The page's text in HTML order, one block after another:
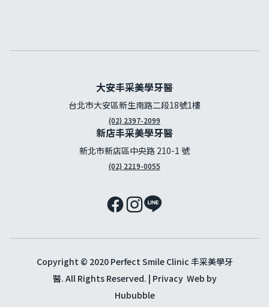
大安丰采美學牙醫
台北市大安區新生南路二段18號1樓
(02) 2397-2099
新店丰采美學牙醫
新北市新店區中央路 210-1 號
(02) 2219-0055
Copyright © 2020 Perfect Smile Clinic 丰采美學牙
醫. All Rights Reserved. | PrivacyWeb by
Hububble